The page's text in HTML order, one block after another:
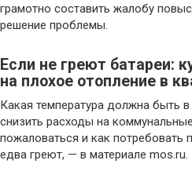
грамотно составить жалобу
решение проблемы.
Если не греют батареи:
на плохое отопление в
Какая температура должна быть
снизить расходы на
пожаловаться и как потребовать
едва греют, — в материале mos.ru.